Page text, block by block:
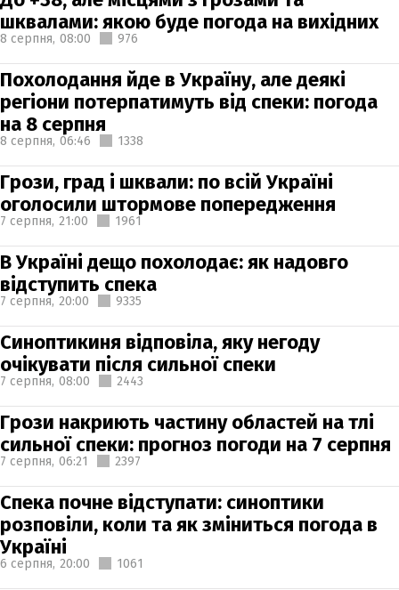
шквалами: якою буде погода на вихідних
8 серпня, 08:00 976
Похолодання йде в Україну, але деякі
регіони потерпатимуть від спеки: погода
на 8 серпня
8 серпня, 06:46 1338
Грози, град і шквали: по всій Україні
оголосили штормове попередження
7 серпня, 21:00 1961
В Україні дещо похолодає: як надовго
відступить спека
7 серпня, 20:00 9335
Синоптикиня відповіла, яку негоду
очікувати після сильної спеки
7 серпня, 08:00 2443
Грози накриють частину областей на тлі
сильної спеки: прогноз погоди на 7 серпня
7 серпня, 06:21 2397
Спека почне відступати: синоптики
розповіли, коли та як зміниться погода в
Україні
6 серпня, 20:00 1061